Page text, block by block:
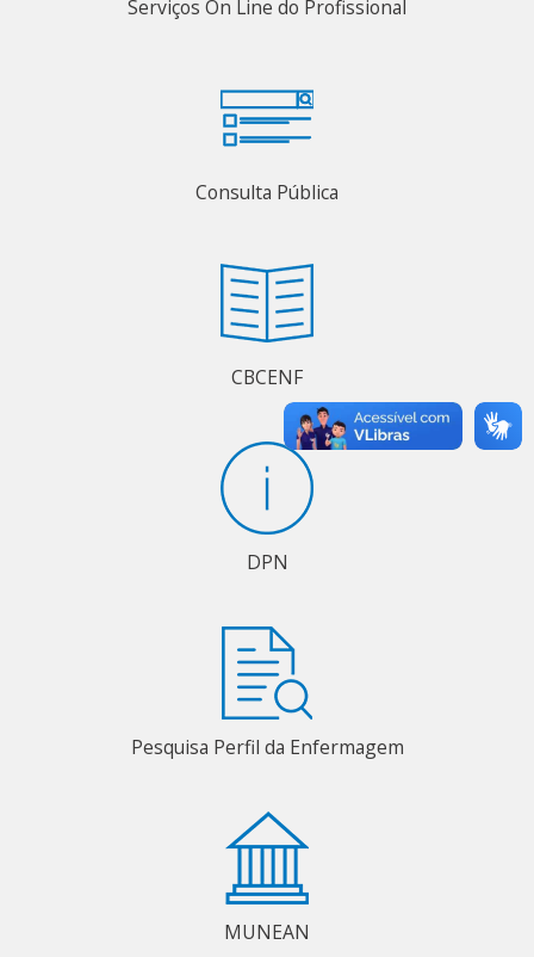
Serviços On Line do Profissional
Consulta Pública
CBCENF
DPN
Pesquisa Perfil da Enfermagem
MUNEAN